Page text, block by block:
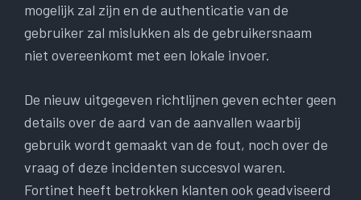
mogelijk zal zijn en de authenticatie van de
gebruiker zal mislukken als de gebruikersnaam
niet overeenkomt met een lokale invoer.
De nieuw uitgegeven richtlijnen geven echter geen
details over de aard van de aanvallen waarbij
gebruik wordt gemaakt van de fout, noch over de
vraag of deze incidenten succesvol waren.
Fortinet heeft betrokken klanten ook geadviseerd